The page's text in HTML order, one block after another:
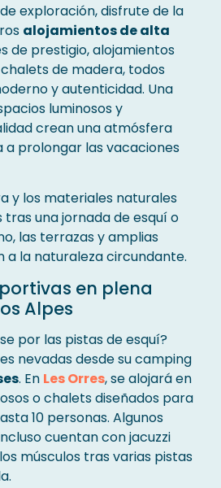
exploración, disfrute de la
alojamientos de alta
de prestigio, alojamientos
de madera, todos
y autenticidad. Una
luminosos y
crean una atmósfera
a prolongar las vacaciones
y los materiales naturales
una jornada de esquí o
las terrazas y amplias
la naturaleza circundante.
en plena
Alpes
por las pistas de esquí?
nevadas desde su camping
. En Les Orres, se alojará en
o chalets diseñados para
10 personas. Algunos
cuentan con jacuzzi
músculos tras varias pistas